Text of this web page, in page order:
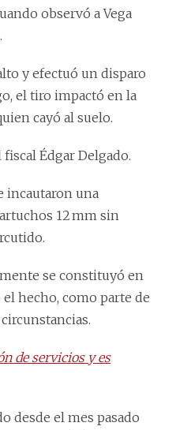
observó a Vega
y efectuó un disparo
el tiro impactó en la
cayó al suelo.
Édgar Delgado.
incautaron una
12 mm sin
se constituyó en
hecho, como parte de
de servicios y es
desde el mes pasado